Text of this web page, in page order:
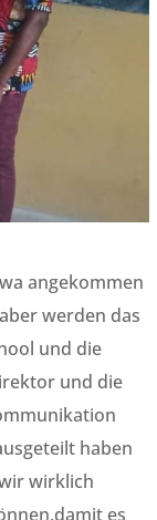
angekommen
werden das
und die
und die
haben
wirklich
es